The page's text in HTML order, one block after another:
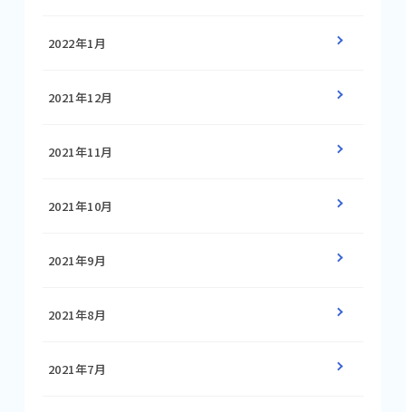
2022年1月
2021年12月
2021年11月
2021年10月
2021年9月
2021年8月
2021年7月